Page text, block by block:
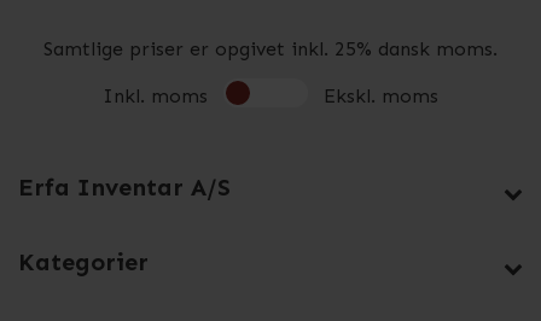
Samtlige priser er opgivet inkl. 25% dansk moms.
Inkl. moms Ekskl. moms
Erfa Inventar A/S
Kategorier